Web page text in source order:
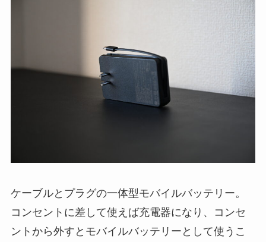
ケーブルとプラグの一体型モバイルバッテリー。
コンセントに差して使えば充電器になり、コンセ
ントから外すとモバイルバッテリーとして使うこ